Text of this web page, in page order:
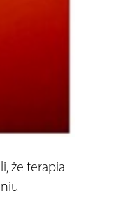
że terapia